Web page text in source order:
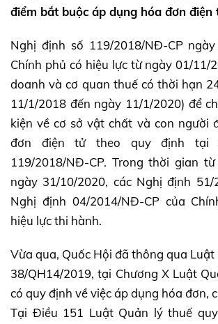
điểm bắt buộc áp dụng hóa đơn điện
Nghị định số 119/2018/NĐ-CP
Chính phủ có hiệu lực từ ngày 01/11/
doanh và cơ quan thuế có thời hạn
11/1/2018 đến ngày 11/1/2020) để
kiện về cơ sở vật chất và con người
đơn điện tử theo quy định tại
119/2018/NĐ-CP. Trong thời gian
ngày 31/10/2020, các Nghị định 51/
Nghị định 04/2014/NĐ-CP của
hiệu lực thi hành.
Vừa qua, Quốc Hội đã thông qua Luật
38/QH14/2019, tại Chương X Luật
có quy định về việc áp dụng hóa đơn,
Tại Điều 151 Luật Quản lý thuế